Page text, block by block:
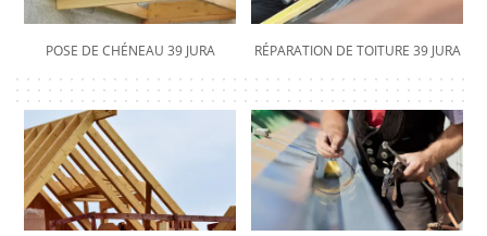
POSE DE CHÉNEAU 39 JURA RÉPARATION DE TOITURE 39 JURA